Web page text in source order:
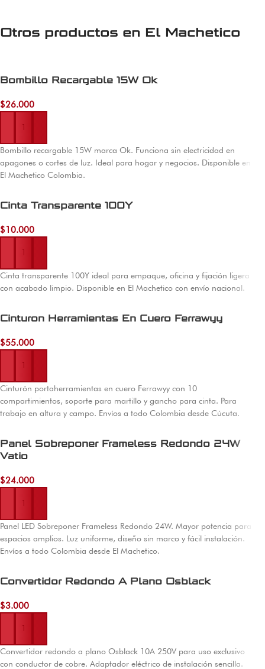
Otros productos en El Machetico
Bombillo Recargable 15W Ok
$26.000
Añadir al carrito
Bombillo recargable 15W marca Ok. Funciona sin electricidad en
apagones o cortes de luz. Ideal para hogar y negocios. Disponible en
El Machetico Colombia.
Cinta Transparente 100Y
$10.000
Añadir al carrito
Cinta transparente 100Y ideal para empaque, oficina y fijación ligera
con acabado limpio. Disponible en El Machetico con envío nacional.
Cinturon Herramientas En Cuero Ferrawyy
$55.000
Añadir al carrito
Cinturón portaherramientas en cuero Ferrawyy con 10
compartimientos, soporte para martillo y gancho para cinta. Para
trabajo en altura y campo. Envíos a todo Colombia desde Cúcuta.
Panel Sobreponer Frameless Redondo 24W
Vatio
$24.000
Añadir al carrito
Panel LED Sobreponer Frameless Redondo 24W. Mayor potencia para
espacios amplios. Luz uniforme, diseño sin marco y fácil instalación.
Envíos a todo Colombia desde El Machetico.
Convertidor Redondo A Plano Osblack
$3.000
Añadir al carrito
Convertidor redondo a plano Osblack 10A 250V para uso exclusivo
con conductor de cobre. Adaptador eléctrico de instalación sencilla.